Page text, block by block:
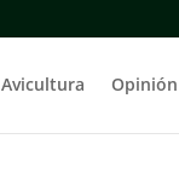
Avicultura Opinión